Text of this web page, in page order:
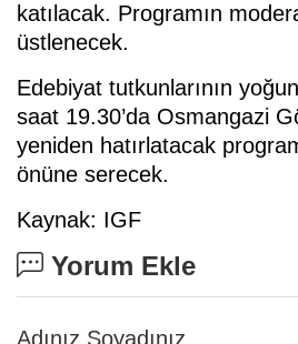
katılacak. Programın
üstlenecek.
Edebiyat tutkunlarının
saat 19.30’da Osmangazi
yeniden hatırlatacak
önüne serecek.
Kaynak: IGF
Yorum Ekle
Adınız Soyadınız